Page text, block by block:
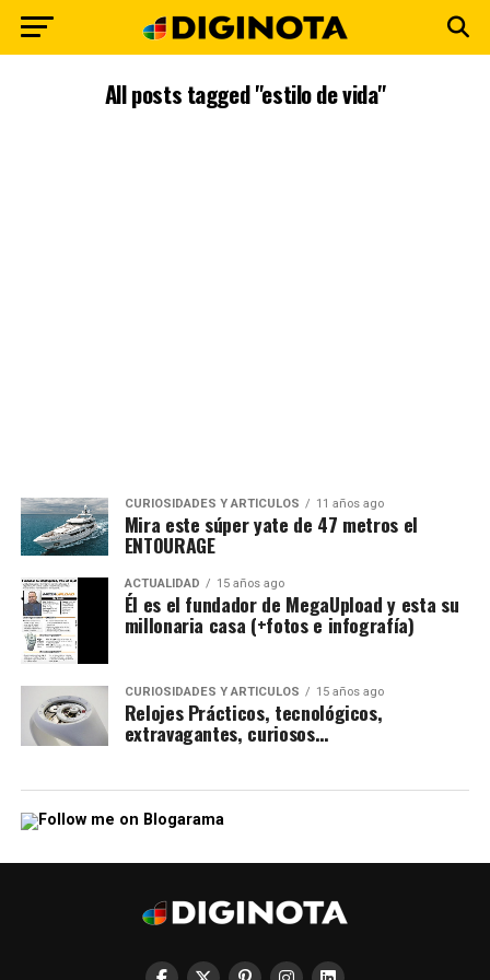
All posts tagged "estilo de vida"
CURIOSIDADES Y ARTÍCULOS 11 años ago
Mira este súper yate de 47 metros el
ENTOURAGE
ACTUALIDAD 15 años ago
Él es el fundador de MegaUpload y esta su
millonaria casa (+fotos e infografía)
CURIOSIDADES Y ARTÍCULOS 15 años ago
Relojes Prácticos, tecnológicos,
extravagantes, curiosos…